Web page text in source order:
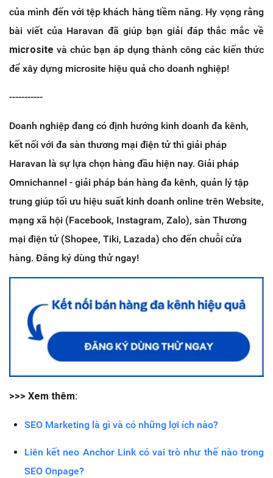
của mình đến với tệp khách hàng tiềm năng. Hy vọng rằng
bài viết của Haravan đã giúp bạn giải đáp thắc mắc về
microsite và chúc bạn áp dụng thành công các kiến thức
để xây dựng microsite hiệu quả cho doanh nghiệp!
-----------
Doanh nghiệp đang có định hướng kinh doanh đa kênh,
kết nối với đa sàn thương mại điện tử thì giải pháp
Haravan là sự lựa chọn hàng đầu hiện nay. Giải pháp
Omnichannel - giải pháp bán hàng đa kênh, quản lý tập
trung giúp tối ưu hiệu suất kinh doanh online trên Website,
mạng xã hội (Facebook, Instagram, Zalo), sàn Thương
mại điện tử (Shopee, Tiki, Lazada) cho đến chuỗi cửa
hàng. Đăng ký dùng thử ngay!
>>> Xem thêm:
SEO Marketing là gì và có những lợi ích nào?
Liên kết neo Anchor Link có vai trò như thế nào trong
SEO Onpage?